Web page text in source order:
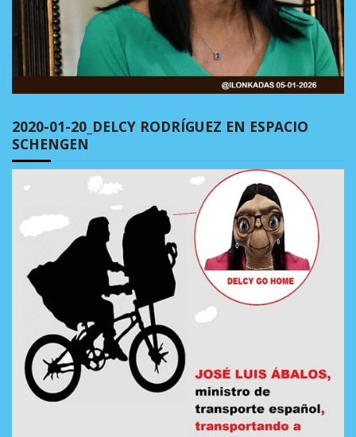
2020-01-20_DELCY RODRÍGUEZ EN ESPACIO
SCHENGEN